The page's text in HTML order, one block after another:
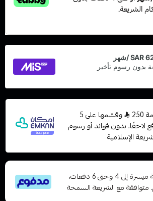
وقسّمها على 5
لاحقًا، بدون فوائد أو رسوم
الإسلامية
قسم دفعاتك بطريقة ميسرة إلى 4 وحتى 6 دفعات،
متوافقة مع الشريعة السمحة